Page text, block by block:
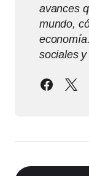
avances
mundo,
sociales